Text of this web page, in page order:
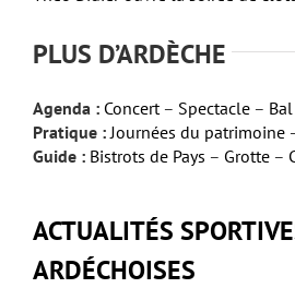
PLUS D’ARDÈCHE
Agenda : Concert– Spectacle – Bal
Pratique : Journées du patrimoine
Guide : Bistrots de Pays – Grotte –
ACTUALITÉS
ARDÉCHOISES